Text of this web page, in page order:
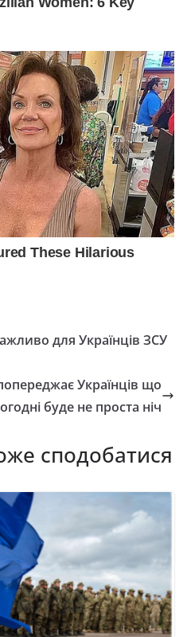
для Українців ЗСУ
Українців що
буде не проста ніч
сподобатися